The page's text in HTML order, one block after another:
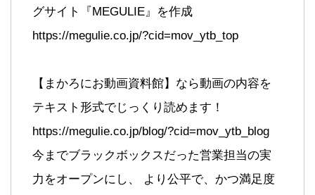
グサイト『MEGULIE』を作成
https://megulie.co.jp/?cid=mov_ytb_top
【まかろにお動画資料館】なら動画の内容を
テキスト形式でじっくり読めます！
https://megulie.co.jp/blog/?cid=mov_ytb_blog
今までブラックボックスだった営業担当の実
力をオープンにし、 より公平で、かつ満足度